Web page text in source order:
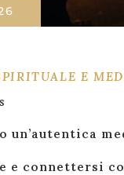
E
un’autentica
e connettersi